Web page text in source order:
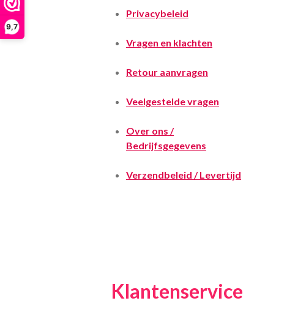
9,7
Privacybeleid
Vragen en klachten
Retour aanvragen
Veelgestelde vragen
Over ons /
Bedrijfsgegevens
Verzendbeleid / Levertijd
Klantenservice